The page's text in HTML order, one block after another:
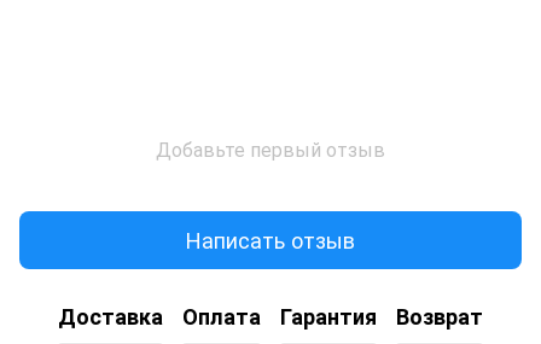
Добавьте первый отзыв
Написать отзыв
Доставка Оплата Гарантия Возврат